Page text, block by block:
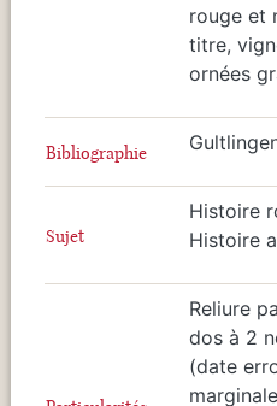
rouge et
titre,
ornées
Bibliographie
Sujet
Histoire
Histoire
Reliure
dos à 2
(date